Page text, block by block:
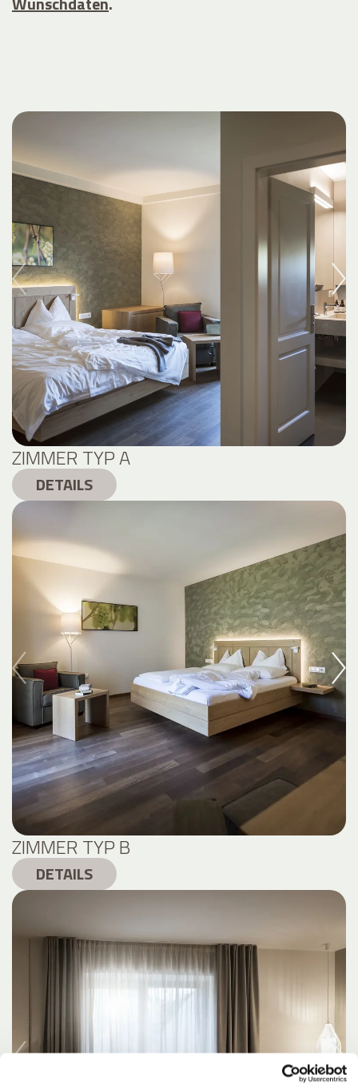
ZIMMER TYP A
DETAILS
ZIMMER TYP B
DETAILS